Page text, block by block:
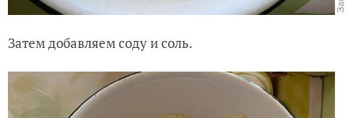
Затем добавляем соду и соль.